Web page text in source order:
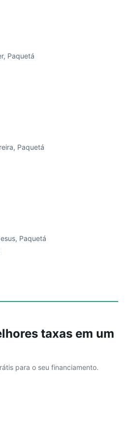
taxas em um
para o seu financiamento.
Paquetá
Paquetá
Paquetá